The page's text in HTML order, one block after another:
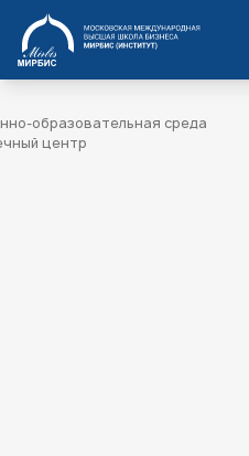
МИРБИС
образовательная среда
центр